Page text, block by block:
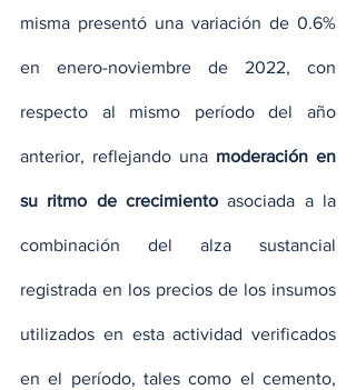
misma presentó una variación de 0.6%
en enero-noviembre de 2022, con
respecto al mismo período del año
anterior, reflejando una moderación en
su ritmo de crecimiento asociada a la
combinación del alza sustancial
registrada en los precios de los insumos
utilizados en esta actividad verificados
en el período, tales como el cemento,